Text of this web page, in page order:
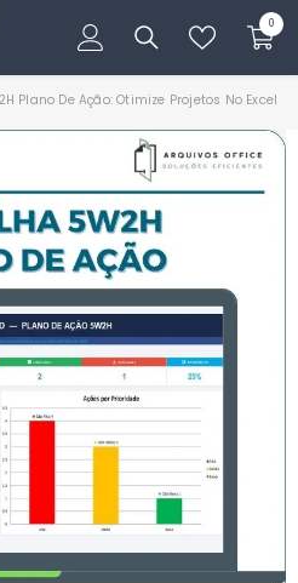
00
itens
Plano De Ação: Otimize Projetos No Excel